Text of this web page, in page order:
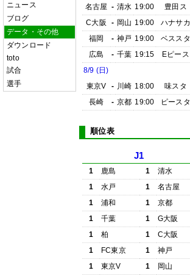
ニュース
ブログ
データ・その他
ダウンロード
toto
試合
選手
名古屋 - 清水 19:00
豊田ス
C大阪
- 岡山 19:00
ハナサカ
福岡
- 神戸 19:00
ベススタ
広島
- 千葉 19:15
Eピース
8/9 (日)
東京V
- 川崎 18:00
味スタ
長崎
- 京都 19:00 ピースタ
順位表
J1
1 鹿島 1
清水
1
水戸 1
名古屋
1
浦和 1
京都
1
千葉 1
G大阪
1
柏 1
C大阪
1
FC東京 1
神戸
1
東京V 1
岡山